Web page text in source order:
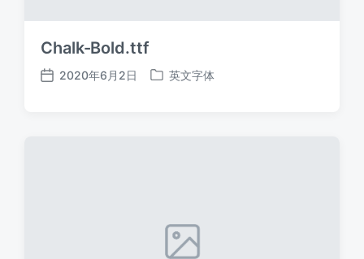
Chalk-Bold.ttf
发
2020年6月2日
发
英文字体